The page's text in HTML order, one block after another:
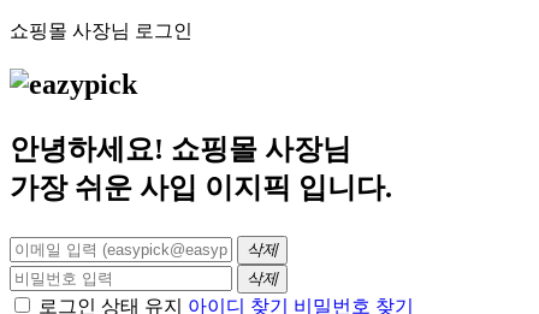
쇼핑몰 사장님 로그인
안녕하세요! 쇼핑몰 사장님
가장 쉬운 사입 이지픽 입니다.
삭제
삭제
로그인 상태 유지 아이디 찾기 비밀번호 찾기